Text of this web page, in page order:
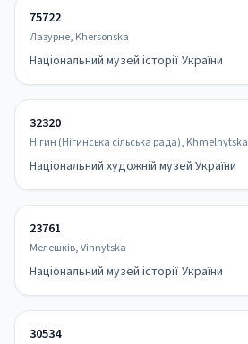
75722
Лазурне, Khersonska
Національний музей історії України
32320
Нігин (Нігинська сільська рада), Khmelnytska
Національний художній музей України
23761
Мелешків, Vinnytska
Національний музей історії України
30534